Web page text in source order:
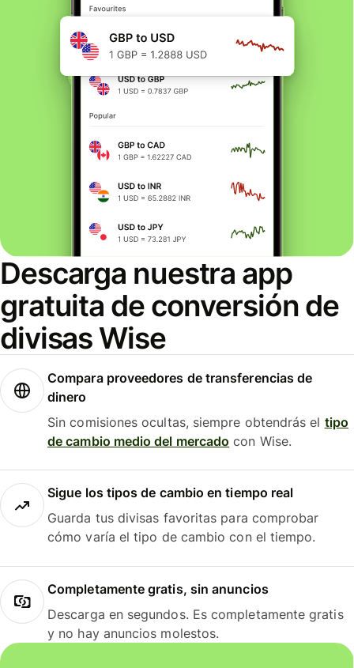
Descarga nuestra app
gratuita de conversión de
divisas Wise
Compara proveedores de transferencias de
dinero
Sin comisiones ocultas, siempre obtendrás el tipo
de cambio medio del mercado con Wise.
Sigue los tipos de cambio en tiempo real
Guarda tus divisas favoritas para comprobar
cómo varía el tipo de cambio con el tiempo.
Completamente gratis, sin anuncios
Descarga en segundos. Es completamente gratis
y no hay anuncios molestos.